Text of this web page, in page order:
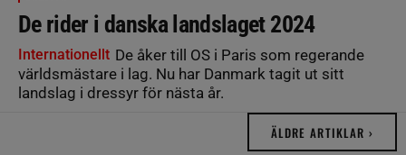
De rider i danska landslaget 2024
Internationellt De åker till OS i Paris som regerande
världsmästare i lag. Nu har Danmark tagit ut sitt
landslag i dressyr för nästa år.
ÄLDRE ARTIKLAR ›